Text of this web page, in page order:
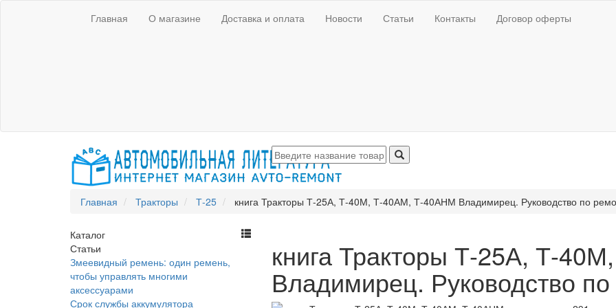
Главная О магазине Доставка и оплата Новости Статьи Контакты Договор оферты
Главная Тракторы Т-25 книга Тракторы Т-25А, Т-40М, Т-40АМ, Т-40АНМ Владимирец. Руководство по
Каталог
Статьи
Змеевидный ремень: один ремень,
чтобы управлять многими
аксессуарами
Срок службы аккумулятора
книга Тракторы Т-25А, Т-
Владимирец. Руководство